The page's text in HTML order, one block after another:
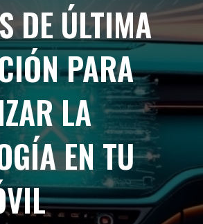
DE ÚLTIMA
PARA
LA
EN TU